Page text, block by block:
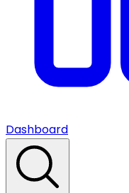
Dashboard